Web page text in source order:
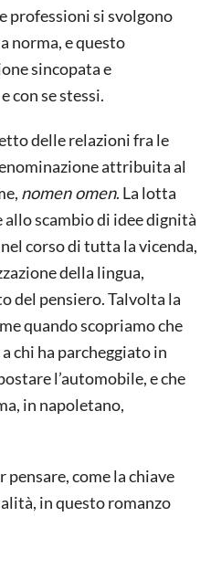
professioni si svolgono
norma, e questo
sincopata e
con se stessi.
delle relazioni fra le
attribuita al
nomen omen. La lotta
allo scambio di idee dignità
corso di tutta la vicenda,
della lingua,
del pensiero. Talvolta la
quando scopriamo che
chi ha parcheggiato in
l’automobile, e che
in napoletano,
pensare, come la chiave
in questo romanzo